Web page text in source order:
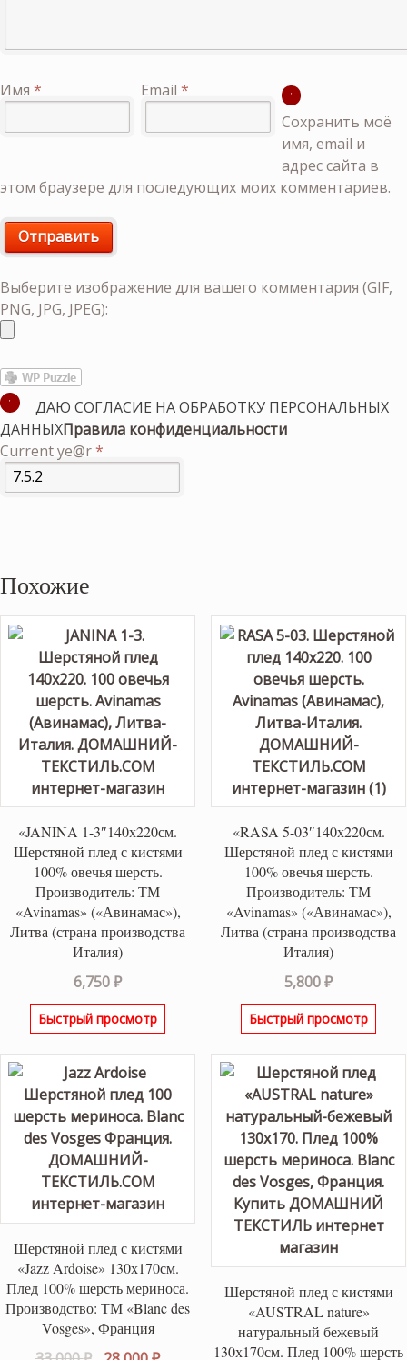
Имя * Email *
Сохранить моё
имя, email и
адрес сайта в
этом браузере для последующих моих комментариев.
Выберите изображение для вашего комментария (GIF,
PNG, JPG, JPEG):
ДАЮ СОГЛАСИЕ НА ОБРАБОТКУ ПЕРСОНАЛЬНЫХ
ДАННЫХПравила конфиденциальности
Current ye@r*
Похожие
«JANINA 1-3″140х220см.
Шерстяной плед с кистями
100% овечья шерсть.
Производитель: ТМ
«Avinamas» («Авинамас»),
Литва (страна производства
Италия)
6,750₽
Быстрый просмотр
«RASA 5-03″140х220см.
Шерстяной плед с кистями
100% овечья шерсть.
Производитель: ТМ
«Avinamas» («Авинамас»),
Литва (страна производства
Италия)
5,800₽
Быстрый просмотр
Шерстяной плед с кистями
«Jazz Ardoise» 130х170см.
Плед 100% шерсть мериноса.
Производство: ТМ «Blanc des
Vosges», Франция
Шерстяной плед с кистями
«AUSTRAL nature»
натуральный бежевый
130х170см. Плед 100% шерсть